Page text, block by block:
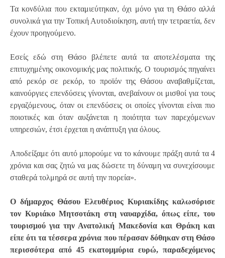
Τα κονδύλια που εκταμιεύτηκαν, όχι μόνο για τη Θάσο αλλά
συνολικά για την Τοπική Αυτοδιοίκηση, αυτή την τετραετία, δεν
έχουν προηγούμενο.
Εσείς εδώ στη Θάσο βλέπετε αυτά τα αποτελέσματα της
επιτυχημένης οικονομικής μας πολιτικής. Ο τουρισμός πηγαίνει
από ρεκόρ σε ρεκόρ, το προϊόν της Θάσου αναβαθμίζεται,
καινούργιες επενδύσεις γίνονται, ανεβαίνουν οι μισθοί για τους
εργαζόμενους, όταν οι επενδύσεις οι οποίες γίνονται είναι πιο
ποιοτικές και όταν αυξάνεται η ποιότητα των παρεχόμενων
υπηρεσιών, έτσι έρχεται η ανάπτυξη για όλους.
Αποδείξαμε ότι αυτό μπορούμε να το κάνουμε πράξη αυτά τα 4
χρόνια και σας ζητώ να μας δώσετε τη δύναμη να συνεχίσουμε
σταθερά τολμηρά σε αυτή την πορεία».
Ο δήμαρχος Θάσου Ελευθέριος Κυριακίδης καλωσόρισε
τον Κυριάκο Μητσοτάκη στη ναυαρχίδα, όπως είπε, του
τουρισμού για την Ανατολική Μακεδονία και Θράκη και
είπε ότι τα τέσσερα χρόνια που πέρασαν δόθηκαν στη Θάσο
περισσότερα από 45 εκατομμύρια ευρώ, παραδεχόμενος